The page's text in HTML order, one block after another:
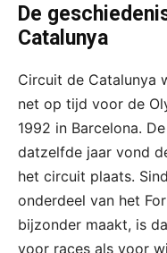
De
Catalunya
Circuit de Catalunya
net op tijd voor de
1992 in Barcelona.
datzelfde jaar vond
het circuit plaats.
onderdeel van het
bijzonder maakt, is
voor races als voor